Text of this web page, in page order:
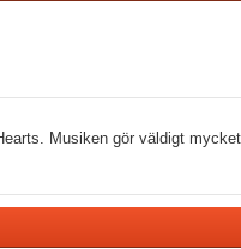
Musiken gör väldigt